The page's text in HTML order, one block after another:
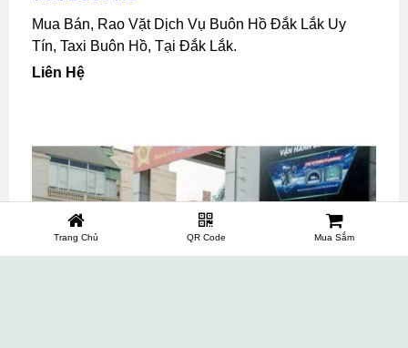
Mua Bán, Rao Vặt Dịch Vụ Buôn Hồ Đắk Lắk Uy
Tín, Taxi Buôn Hồ, Tại Đắk Lắk.
Liên Hệ
Trang Chủ QR Code Mua Sắm